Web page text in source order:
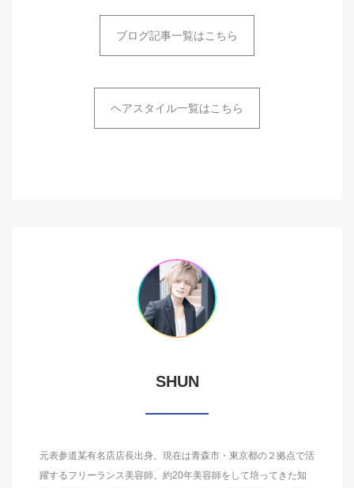
ブログ記事一覧はこちら
ヘアスタイル一覧はこちら
SHUN
元表参道某有名店店長出身。現在は青森市・東京都の２拠点で活
躍するフリーランス美容師。約20年美容師をして培ってきた知